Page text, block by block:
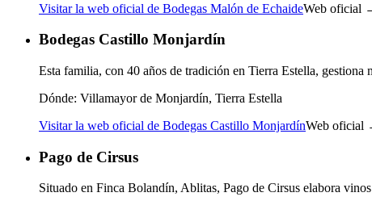
Visitar la web oficial de Bodegas Malón de EchaideWeb oficial
Bodegas Castillo Monjardín
Esta familia, con 40 años de tradición en Tierra Estella,
Dónde: Villamayor de Monjardín, Tierra Estella
Visitar la web oficial de Bodegas Castillo MonjardínWeb oficial
Pago de Cirsus
Situado en Finca Bolandín, Ablitas, Pago de Cirsus elabora